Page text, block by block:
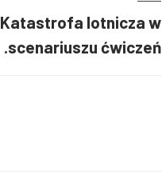
Katastrofa lotnicza w
scenariuszu ćwiczeń.